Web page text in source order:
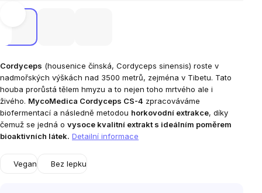
Cordyceps (housenice čínská, Cordyceps sinensis) roste v
nadmořských výškách nad 3500 metrů, zejména v Tibetu. Tato
houba prorůstá tělem hmyzu a to nejen toho mrtvého ale i
živého. MycoMedica Cordyceps CS-4 zpracováváme
biofermentací a následně metodou horkovodní extrakce, díky
čemuž se jedná o vysoce kvalitní extrakt s ideálním poměrem
bioaktivních látek. Detailní informace
Vegan Bez lepku